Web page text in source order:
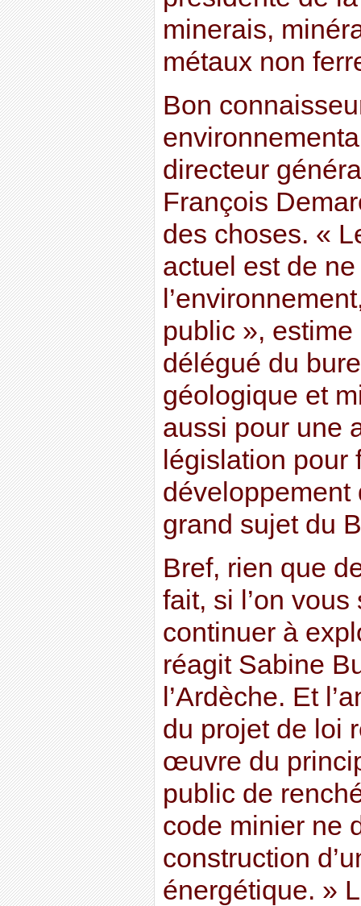
minerais,
métaux non
Bon
directeur
François
des choses. «
actuel est de
public »,
délégué du
géologique et
aussi pour une
législation pour
développement
grand sujet du
Bref, rien que
fait, si l’on
continuer à
réagit Sabine
l’Ardèche. Et
du projet de loi
œuvre du
public de
code minier ne
construction
énergétique. »